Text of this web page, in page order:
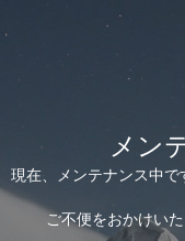
メン
現在、メンテナンス中
ご不便をおかけい